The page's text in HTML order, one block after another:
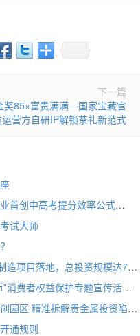
下一篇
奖85×富贵满满—国家宝藏官
运营方自研IP解锁茶礼新范式
考试大师重大理论研究成果发布，行业首创中高考提分效率公式
试大师
天津西青中北镇“开门红”：两大高端制造项目落地，总投资规模达70亩
民生银行深圳沙井支行开展“反假货币”消费者权益保护专题宣传活动
民生银行深圳分行营业部走进前海科创园区 精准拆解贵金属投资陷阱
通规则